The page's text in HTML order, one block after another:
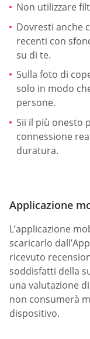
Non utilizzare
Dovresti anche
recenti con
su di te.
Sulla foto di
solo in modo
persone.
Sii il più onesto
connessione
duratura.
Applicazione
L’applicazione
scaricarlo
ricevuto
soddisfatti della
una valutazione
non consumerà
dispositivo.